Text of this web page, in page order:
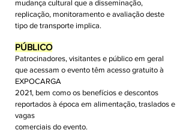
mudança cultural que a disseminação,
replicação, monitoramento e avaliação deste
tipo de transporte implica.
PÚBLICO
Patrocinadores, visitantes e público em geral
que acessam o evento têm acesso gratuito à
EXPOCARGA
2021, bem como os benefícios e descontos
reportados à época em alimentação, traslados e
vagas
comerciais do evento.